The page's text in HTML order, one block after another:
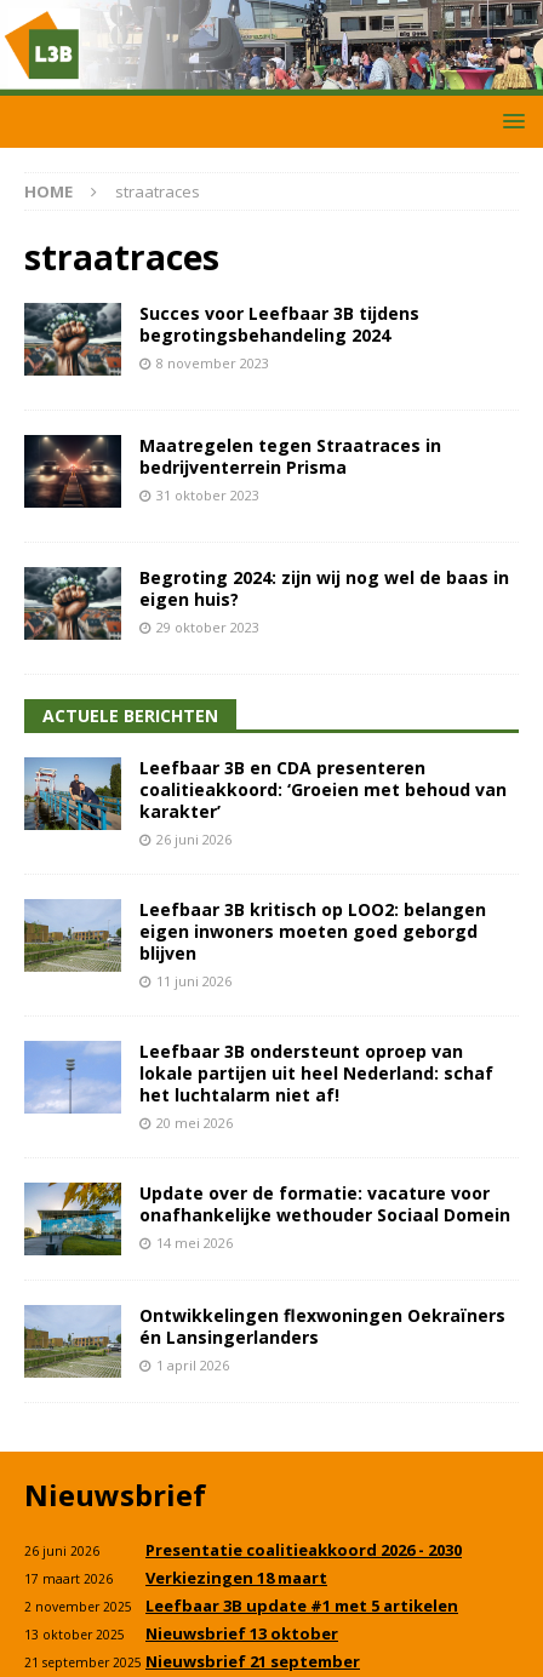
HOME straatraces
straatraces
Succes voor Leefbaar 3B tijdens
begrotingsbehandeling 2024
8 november 2023
Maatregelen tegen Straatraces in
bedrijventerrein Prisma
31 oktober 2023
Begroting 2024: zijn wij nog wel de baas in
eigen huis?
29 oktober 2023
ACTUELE BERICHTEN
Leefbaar 3B en CDA presenteren
coalitieakkoord: ‘Groeien met behoud van
karakter’
26 juni 2026
Leefbaar 3B kritisch op LOO2: belangen
eigen inwoners moeten goed geborgd
blijven
11 juni 2026
Leefbaar 3B ondersteunt oproep van
lokale partijen uit heel Nederland: schaf
het luchtalarm niet af!
20 mei 2026
Update over de formatie: vacature voor
onafhankelijke wethouder Sociaal Domein
14 mei 2026
Ontwikkelingen flexwoningen Oekraïners
én Lansingerlanders
1 april 2026
Nieuwsbrief
26 juni 2026 Presentatie coalitieakkoord 2026 - 2030
17 maart 2026 Verkiezingen 18 maart
2 november 2025 Leefbaar 3B update #1 met 5 artikelen
13 oktober 2025 Nieuwsbrief 13 oktober
21 september 2025 Nieuwsbrief 21 september